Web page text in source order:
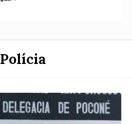
Polícia